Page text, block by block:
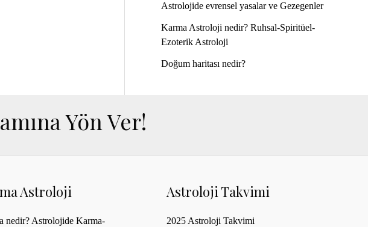
Astrolojide evrensel yasalar ve Gezegenler
Karma Astroloji nedir? Ruhsal-Spiritüel-
Ezoterik Astroloji
Doğum haritası nedir?
Yön Ver!
Astroloji
nedir? Astrolojide Karma-
Astroloji Takvimi
2025 Astroloji Takvimi